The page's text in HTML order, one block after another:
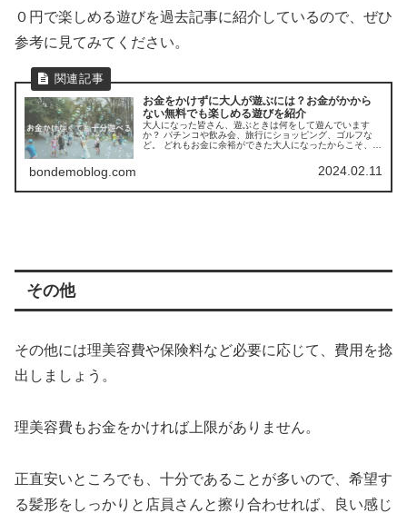
０円で楽しめる遊びを過去記事に紹介しているので、ぜひ
参考に見てみてください。
お金をかけずに大人が遊ぶには？お金がかから
ない無料でも楽しめる遊びを紹介
大人になった皆さん、遊ぶときは何をして遊んでいます
か？ パチンコや飲み会、旅行にショッピング、ゴルフな
ど。 どれもお金に余裕ができた大人になったからこそ、楽
て楽しむ遊びで、気を付けないとたくさんお金を使ってし
まいます。 お金を使いすぎると、これらの遊びは続かない
今回は、０円でも楽しめる遊びを紹介していきます。
bondemoblog.com 2024.02.11
その他
その他には理美容費や保険料など必要に応じて、費用を捻
出しましょう。
理美容費もお金をかければ上限がありません。
正直安いところでも、十分であることが多いので、希望す
る髪形をしっかりと店員さんと擦り合わせれば、良い感じ